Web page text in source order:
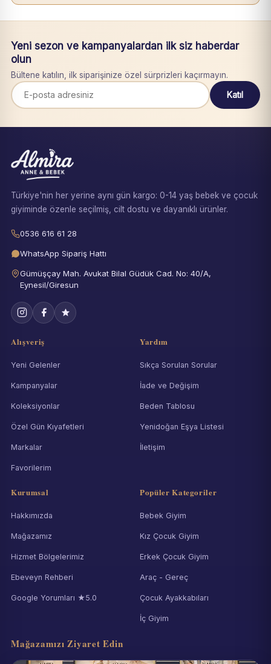
Yeni sezon ve kampanyalardan ilk siz haberdar
olun
Bültene katılın, ilk siparişinize özel sürprizleri kaçırmayın.
Katıl
Türkiye'nin her yerine aynı gün kargo: 0-14 yaş bebek ve çocuk
giyiminde özenle seçilmiş, cilt dostu ve dayanıklı ürünler.
0536 616 61 28
WhatsApp Sipariş Hattı
Gümüşçay Mah. Avukat Bilal Güdük Cad. No: 40/A,
Eynesil/Giresun
Alışveriş
Yeni Gelenler
Kampanyalar
Koleksiyonlar
Özel Gün Kıyafetleri
Markalar
Favorilerim
Yardım
Sıkça Sorulan Sorular
İade ve Değişim
Beden Tablosu
Yenidoğan Eşya Listesi
İletişim
Kurumsal
Hakkımızda
Mağazamız
Hizmet Bölgelerimiz
Ebeveyn Rehberi
Google Yorumları ★5.0
Popüler Kategoriler
Bebek Giyim
Kız Çocuk Giyim
Erkek Çocuk Giyim
Araç - Gereç
Çocuk Ayakkabıları
İç Giyim
Mağazamızı Ziyaret Edin